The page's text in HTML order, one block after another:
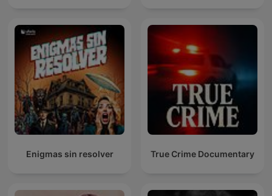
Enigmas sin resolver True Crime Documentary